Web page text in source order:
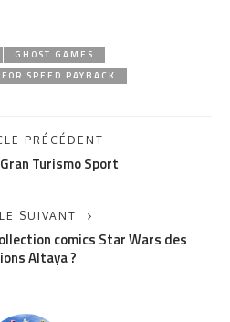
GHOST GAMES
SPEED PAYBACK
PRÉCÉDENT
Turismo Sport
SUIVANT
comics Star Wars des
Altaya ?